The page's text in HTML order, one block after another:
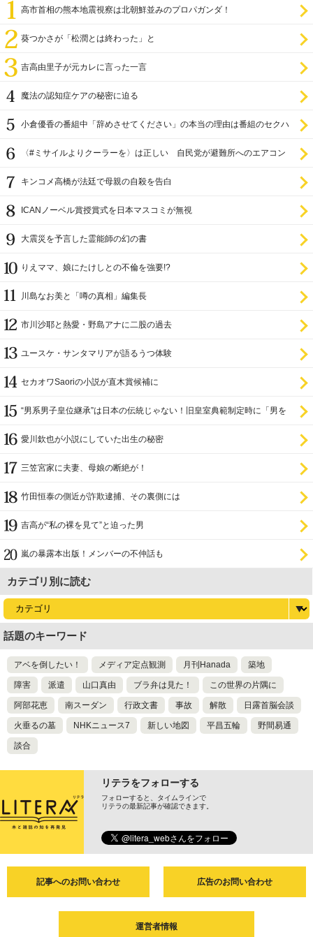
高市首相の熊本地震視察は北朝鮮並みのプロパガンダ！
葵つかさが「松潤とは終わった」と
吉高由里子が元カレに言った一言
魔法の認知症ケアの秘密に迫る
小倉優香の番組中「辞めさせてください」の本当の理由は番組のセクハ
〈#ミサイルよりクーラーを〉は正しい 自民党が避難所へのエアコン
キンコメ高橋が法廷で母親の自殺を告白
ICANノーベル賞授賞式を日本マスコミが無視
大震災を予言した霊能師の幻の書
りえママ、娘にたけしとの不倫を強要!?
川島なお美と「噂の真相」編集長
市川沙耶と熱愛・野島アナに二股の過去
ユースケ・サンタマリアが語るうつ体験
セカオワSaoriの小説が直木賞候補に
“男系男子皇位継承”は日本の伝統じゃない！旧皇室典範制定時に「男を
愛川欽也が小説にしていた出生の秘密
三笠宮家に夫妻、母娘の断絶が！
竹田恒泰の側近が詐欺逮捕、その裏側には
吉高が“私の裸を見て”と迫った男
嵐の暴露本出版！メンバーの不仲話も
カテゴリ別に読む
話題のキーワード
アベを倒したい！ メディア定点観測 月刊Hanada 築地
障害 派遣 山口真由 ブラ弁は見た！ この世界の片隅に
阿部花恵 南スーダン 行政文書 事故 解散 日露首脳会談
火垂るの墓 NHKニュース7 新しい地図 平昌五輪 野間易通
談合
リテラをフォローする
フォローすると、タイムラインで
リテラの最新記事が確認できます。
記事へのお問い合わせ 広告のお問い合わせ
運営者情報